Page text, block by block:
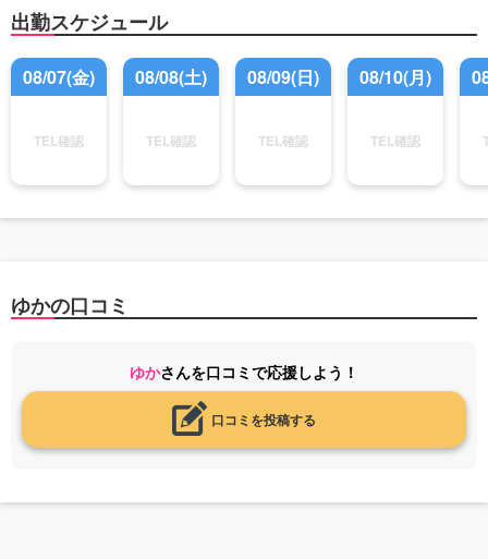
出勤スケジュール
08/07(金)
TEL確認
08/08(土)
TEL確認
08/09(日)
TEL確認
08/10(月)
TEL確認
ゆかの口コミ
ゆかさんを口コミで応援しよう！
口コミを投稿する